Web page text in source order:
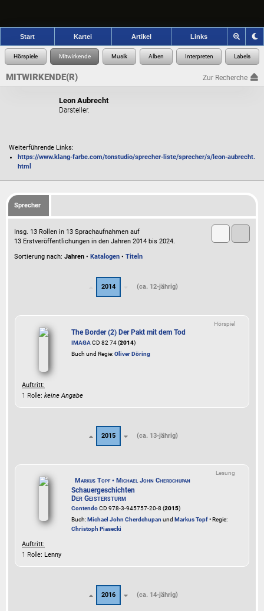
Start Kartei Artikel Links
MITWIRKENDE(R) Zur Recherche
Leon Aubrecht
Darsteller.
Weiterführende Links:
https://www.klang-farbe.com/tonstudio/sprecher-liste/sprecher/s/leon-aubrecht.
html
Sprecher
Insg. 13 Rollen in 13 Sprachaufnahmen auf
13 Erstveröffentlichungen in den Jahren 2014 bis 2024.
Sortierung nach: Jahren • Katalogen • Titeln
2014 (ca. 12-jährig)
Hörspiel
The Border (2) Der Pakt mit dem Tod
IMAGACD 82 74 (2014)
Buch und Regie:Oliver Döring
Auftritt:
1 Rolle: keine Angabe
2015 (ca. 13-jährig)
Lesung
Markus Topf • Michael John Cherdchupan
Schauergeschichten
Der Geistersturm
ContendoCD 978-3-945757-20-8 (2015)
Buch:Michael John Cherdchupan und Markus Topf• Regie:
Christoph Piasecki
Auftritt:
1 Rolle: Lenny
2016 (ca. 14-jährig)